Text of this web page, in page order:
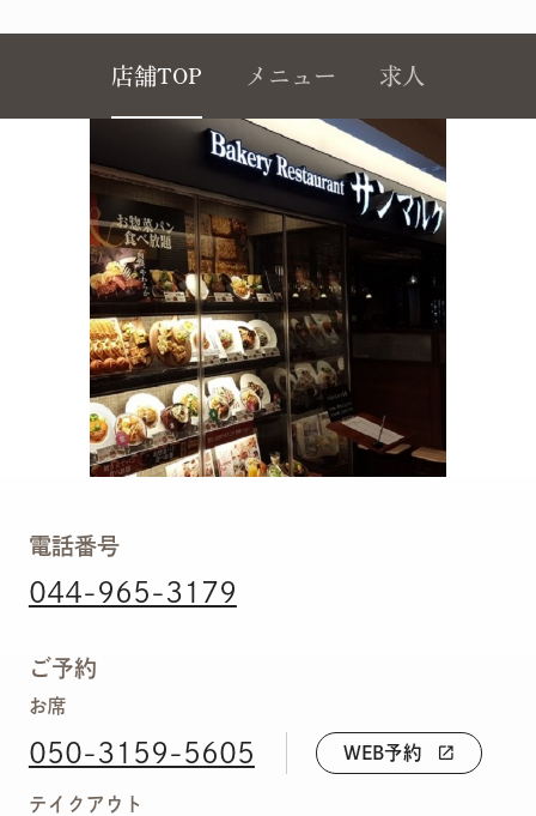
店舗TOP メニュー 求人
電話番号
044-965-3179
ご予約
お席
050-3159-5605 WEB予約 open_in_new
テイクアウト